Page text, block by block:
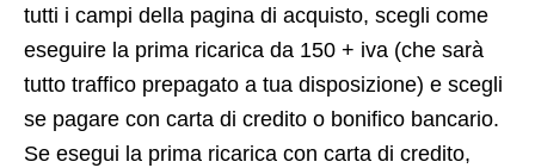
tutti i campi della pagina di acquisto, scegli come
eseguire la prima ricarica da 150 + iva (che sarà
tutto traffico prepagato a tua disposizione) e scegli
se pagare con carta di credito o bonifico bancario.
Se esegui la prima ricarica con carta di credito,